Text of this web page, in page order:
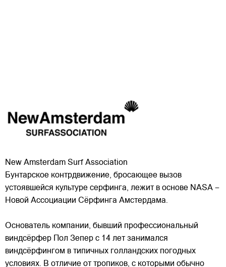
New Amsterdam Surf Association
Бунтарское контрдвижение, бросающее вызов
устоявшейся культуре серфинга, лежит в основе NASA –
Новой Ассоциации Сёрфинга Амстердама.
Основатель компании, бывший профессиональный
виндсёрфер Пол Зепер с 14 лет занимался
виндсёрфингом в типичных голландских погодных
условиях. В отличие от тропиков, с которыми обычно